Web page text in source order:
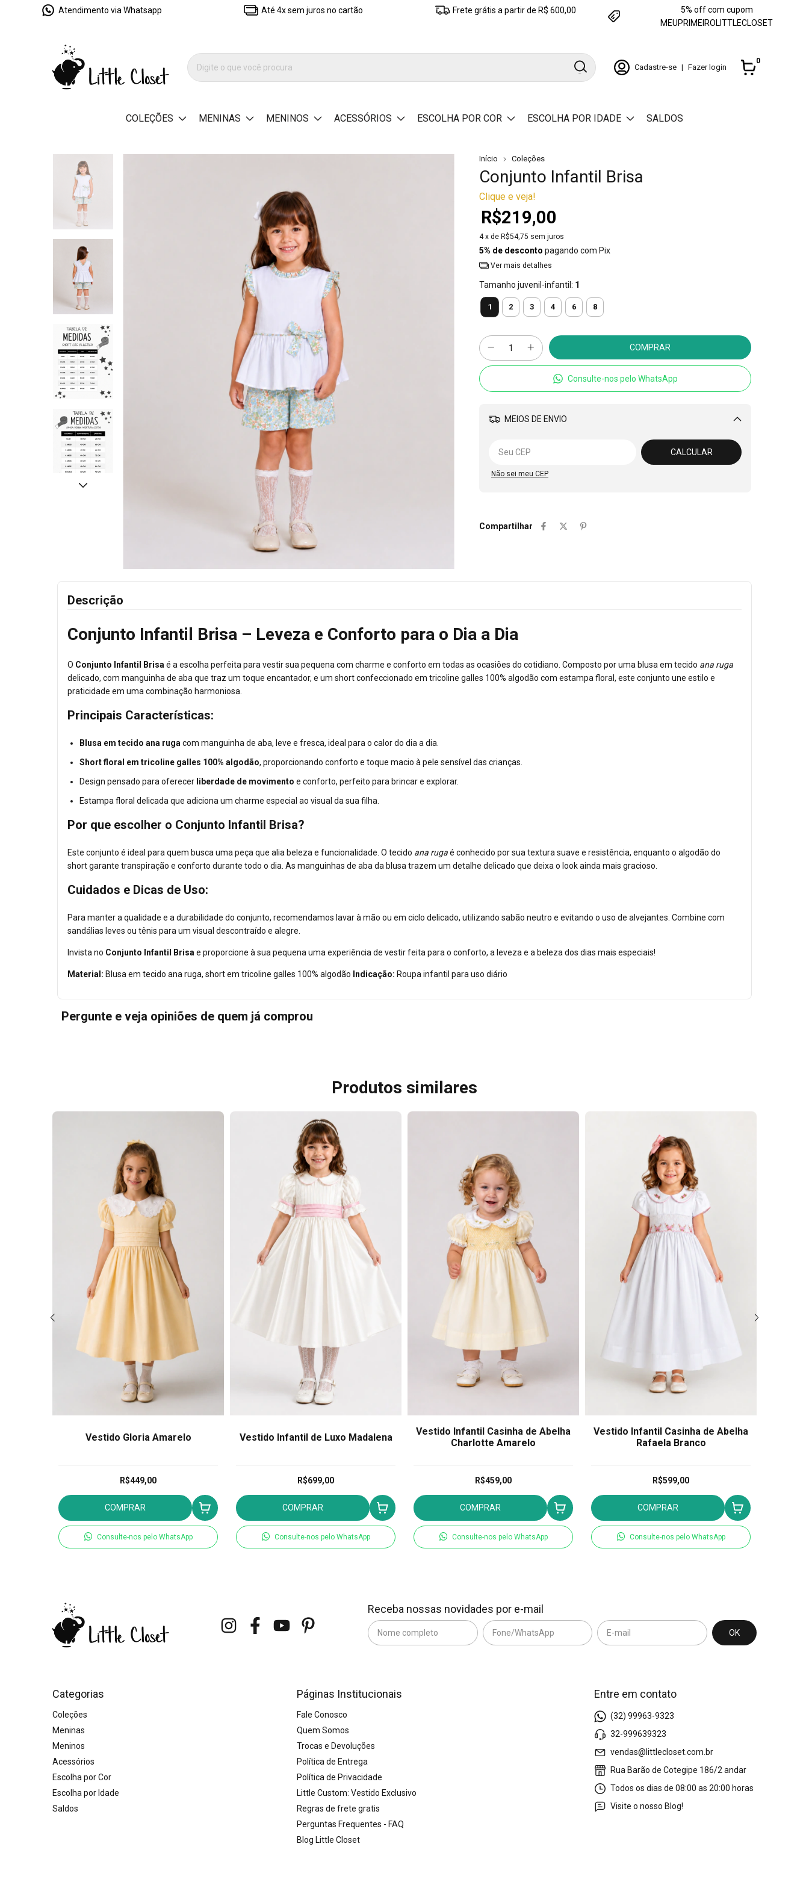
Atendimento via Whatsapp Até 4x sem juros no cartão Frete grátis a partir de R$ 600,00
5% off com cupom
MEUPRIMEIROLITTLECLOSET
Cadastre-se | Fazer login
0
COLEÇÕES MENINAS MENINOS ACESSÓRIOS ESCOLHA POR COR ESCOLHA POR IDADE SALDOS
Início Coleções
Conjunto Infantil Brisa
Clique e veja!
R$219,00
4 x de R$54,75 sem juros
5% de desconto pagando com Pix
Ver mais detalhes
Tamanho juvenil-infantil: 1
1 2 3 4 6 8
Consulte-nos pelo WhatsApp
MEIOS DE ENVIO
Alterar CEP
CALCULAR
Não sei meu CEP
Compartilhar
Descrição
Conjunto Infantil Brisa – Leveza e Conforto para o Dia a Dia
O Conjunto Infantil Brisaé a escolha perfeita para vestir sua pequena com charme e conforto em todas as ocasiões do cotidiano. Composto por uma blusa em tecido ana ruga
delicado, com manguinha de aba que traz um toque encantador, e um short confeccionado em tricoline galles 100% algodão com estampa floral, este conjunto une estilo e
praticidade em uma combinação harmoniosa.
Principais Características:
Blusa em tecido ana rugacom manguinha de aba, leve e fresca, ideal para o calor do dia a dia.
Short floral em tricoline galles 100% algodão, proporcionando conforto e toque macio à pele sensível das crianças.
Design pensado para oferecer liberdade de movimento e conforto, perfeito para brincar e explorar.
Estampa floral delicada que adiciona um charme especial ao visual da sua filha.
Por que escolher o Conjunto Infantil Brisa?
Este conjunto é ideal para quem busca uma peça que alia beleza e funcionalidade. O tecido ana rugaé conhecido por sua textura suave e resistência, enquanto o algodão do
short garante transpiração e conforto durante todo o dia. As manguinhas de aba da blusa trazem um detalhe delicado que deixa o look ainda mais gracioso.
Cuidados e Dicas de Uso:
Para manter a qualidade e a durabilidade do conjunto, recomendamos lavar à mão ou em ciclo delicado, utilizando sabão neutro e evitando o uso de alvejantes. Combine com
sandálias leves ou tênis para um visual descontraído e alegre.
Invista no Conjunto Infantil Brisae proporcione à sua pequena uma experiência de vestir feita para o conforto, a leveza e a beleza dos dias mais especiais!
Material: Blusa em tecido ana ruga, short em tricoline galles 100% algodão Indicação: Roupa infantil para uso diário
Pergunte e veja opiniões de quem já comprou
Produtos similares
Vestido Gloria Amarelo
R$449,00
COMPRAR
Consulte-nos pelo WhatsApp
Vestido Infantil de Luxo Madalena
R$699,00
COMPRAR
Consulte-nos pelo WhatsApp
Vestido Infantil Casinha de Abelha
Charlotte Amarelo
R$459,00
COMPRAR
Consulte-nos pelo WhatsApp
Vestido Infantil Casinha de Abelha
Rafaela Branco
R$599,00
COMPRAR
Consulte-nos pelo WhatsApp
Receba nossas novidades por e-mail
Categorias
Coleções
Meninas
Meninos
Acessórios
Escolha por Cor
Escolha por Idade
Saldos
Páginas Institucionais
Fale Conosco
Quem Somos
Trocas e Devoluções
Política de Entrega
Política de Privacidade
Little Custom: Vestido Exclusivo
Regras de frete gratis
Perguntas Frequentes - FAQ
Blog Little Closet
Entre em contato
(32) 99963-9323
32-999639323
vendas@littlecloset.com.br
Rua Barão de Cotegipe 186/2 andar
Todos os dias de 08:00 as 20:00 horas
Visite o nosso Blog!